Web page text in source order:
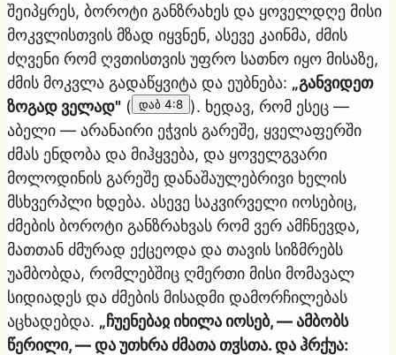
შეიპყრეს, ბოროტი განზრახეს და ყოველდღე მისი
მოკვლისთვის მზად იყვნენ, ასევე კაინმა, ძმის
ძღვენი რომ ღვთისთვის უფრო სათნო იყო მისაზე,
ძმის მოკვლა გადაწყვიტა და ეუბნება: „განვიდეთ
ზოგად ველად" ( დაბ 4:8 ). ხედავ, რომ ესეც —
აბელი — არანაირი ეჭვის გარეშე, ყველაფერში
ძმას ენდობა და მიჰყვება, და ყოველგვარი
მოლოდინის გარეშე დანაშაულებრივი ხელის
მსხვერპლი ხდება. ასევე საკვირველი იოსებიც,
ძმების ბოროტი განზრახვას რომ ვერ ამჩნევდა,
მათთან ძმურად ექცეოდა და თავის სიზმრებს
უამბობდა, რომლებშიც ღმერთი მისი მომავალ
სიდიადეს და ძმების მისადმი დამორჩილებას
აცხადებდა. „ჩუენებაჲ იხილა იოსებ, — ამბობს
წერილი, — და უთხრა ძმათა თჳსთა. და ჰრქუა: